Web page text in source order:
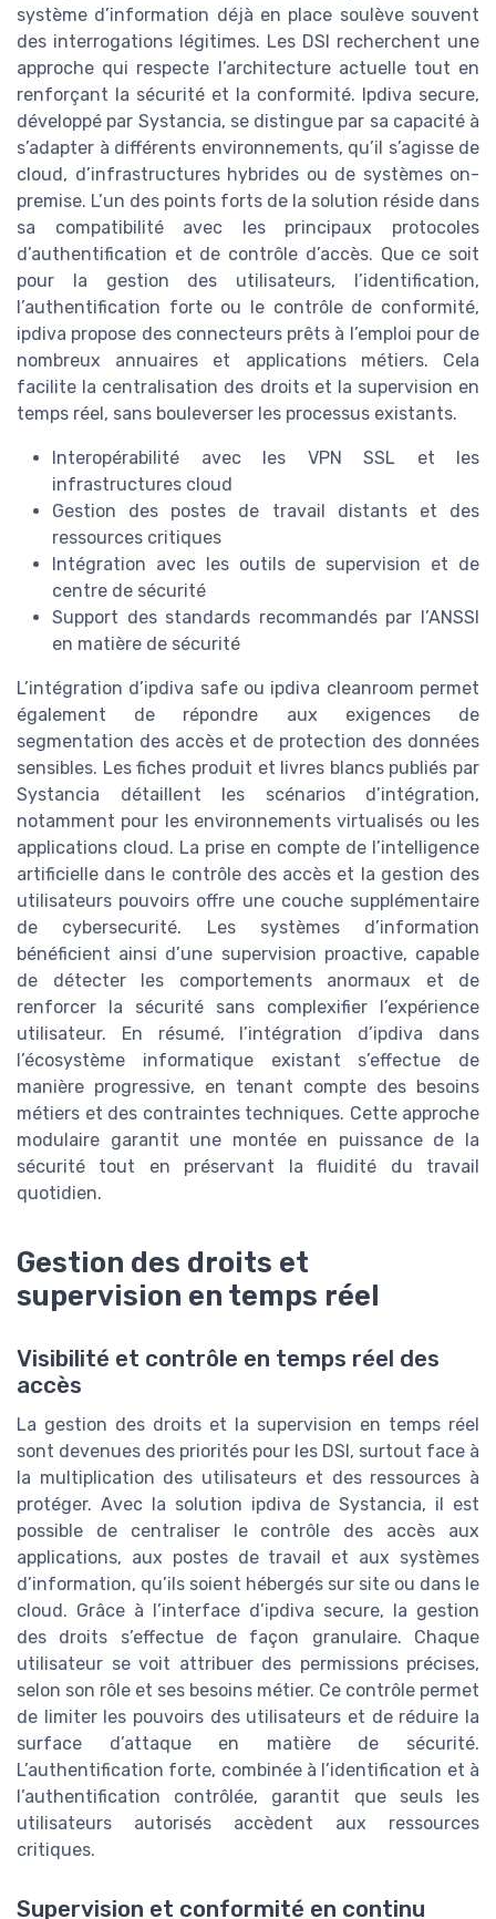
système d’information déjà en place soulève souvent
des interrogations légitimes. Les DSI recherchent une
approche qui respecte l’architecture actuelle tout en
renforçant la sécurité et la conformité. Ipdiva secure,
développé par Systancia, se distingue par sa capacité à
s’adapter à différents environnements, qu’il s’agisse de
cloud, d’infrastructures hybrides ou de systèmes on-
premise. L’un des points forts de la solution réside dans
sa compatibilité avec les principaux protocoles
d’authentification et de contrôle d’accès. Que ce soit
pour la gestion des utilisateurs, l’identification,
l’authentification forte ou le contrôle de conformité,
ipdiva propose des connecteurs prêts à l’emploi pour de
nombreux annuaires et applications métiers. Cela
facilite la centralisation des droits et la supervision en
temps réel, sans bouleverser les processus existants.
Interopérabilité avec les VPN SSL et les
infrastructures cloud
Gestion des postes de travail distants et des
ressources critiques
Intégration avec les outils de supervision et de
centre de sécurité
Support des standards recommandés par l’ANSSI
en matière de sécurité
L’intégration d’ipdiva safe ou ipdiva cleanroom permet
également de répondre aux exigences de
segmentation des accès et de protection des données
sensibles. Les fiches produit et livres blancs publiés par
Systancia détaillent les scénarios d’intégration,
notamment pour les environnements virtualisés ou les
applications cloud. La prise en compte de l’intelligence
artificielle dans le contrôle des accès et la gestion des
utilisateurs pouvoirs offre une couche supplémentaire
de cybersecurité. Les systèmes d’information
bénéficient ainsi d’une supervision proactive, capable
de détecter les comportements anormaux et de
renforcer la sécurité sans complexifier l’expérience
utilisateur. En résumé, l’intégration d’ipdiva dans
l’écosystème informatique existant s’effectue de
manière progressive, en tenant compte des besoins
métiers et des contraintes techniques. Cette approche
modulaire garantit une montée en puissance de la
sécurité tout en préservant la fluidité du travail
quotidien.
Gestion des droits et
supervision en temps réel
Visibilité et contrôle en temps réel des
accès
La gestion des droits et la supervision en temps réel
sont devenues des priorités pour les DSI, surtout face à
la multiplication des utilisateurs et des ressources à
protéger. Avec la solution ipdiva de Systancia, il est
possible de centraliser le contrôle des accès aux
applications, aux postes de travail et aux systèmes
d’information, qu’ils soient hébergés sur site ou dans le
cloud. Grâce à l’interface d’ipdiva secure, la gestion
des droits s’effectue de façon granulaire. Chaque
utilisateur se voit attribuer des permissions précises,
selon son rôle et ses besoins métier. Ce contrôle permet
de limiter les pouvoirs des utilisateurs et de réduire la
surface d’attaque en matière de sécurité.
L’authentification forte, combinée à l’identification et à
l’authentification contrôlée, garantit que seuls les
utilisateurs autorisés accèdent aux ressources
critiques.
Supervision et conformité en continu